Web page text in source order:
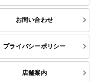
お問い合わせ
プライバシーポリシー
店舗案内